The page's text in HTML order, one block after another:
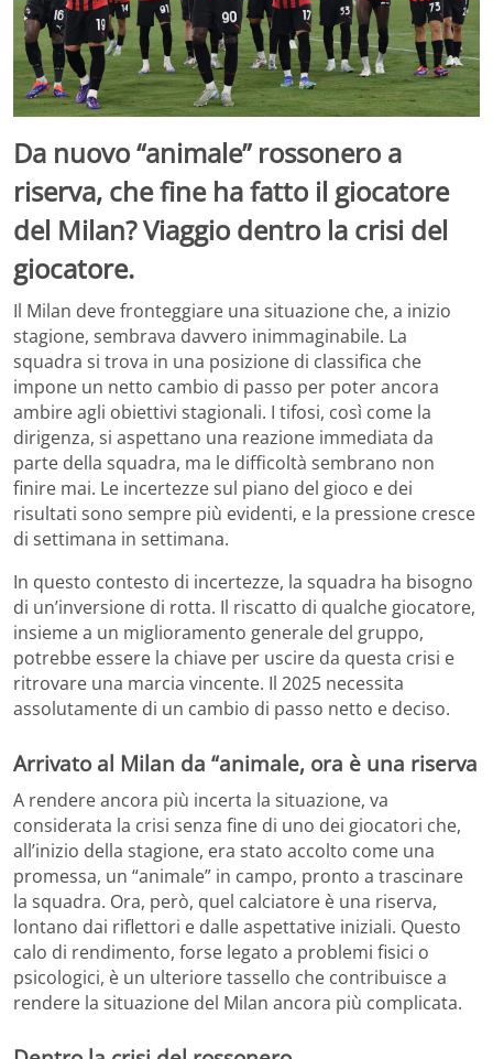
Da nuovo “animale” rossonero a
riserva, che fine ha fatto il giocatore
del Milan? Viaggio dentro la crisi del
giocatore.
Il Milan deve fronteggiare una situazione che, a inizio
stagione, sembrava davvero inimmaginabile. La
squadra si trova in una posizione di classifica che
impone un netto cambio di passo per poter ancora
ambire agli obiettivi stagionali. I tifosi, così come la
dirigenza, si aspettano una reazione immediata da
parte della squadra, ma le difficoltà sembrano non
finire mai. Le incertezze sul piano del gioco e dei
risultati sono sempre più evidenti, e la pressione cresce
di settimana in settimana.
In questo contesto di incertezze, la squadra ha bisogno
di un’inversione di rotta. Il riscatto di qualche giocatore,
insieme a un miglioramento generale del gruppo,
potrebbe essere la chiave per uscire da questa crisi e
ritrovare una marcia vincente. Il 2025 necessita
assolutamente di un cambio di passo netto e deciso.
Arrivato al Milan da “animale, ora è una riserva
A rendere ancora più incerta la situazione, va
considerata la crisi senza fine di uno dei giocatori che,
all’inizio della stagione, era stato accolto come una
promessa, un “animale” in campo, pronto a trascinare
la squadra. Ora, però, quel calciatore è una riserva,
lontano dai riflettori e dalle aspettative iniziali. Questo
calo di rendimento, forse legato a problemi fisici o
psicologici, è un ulteriore tassello che contribuisce a
rendere la situazione del Milan ancora più complicata.